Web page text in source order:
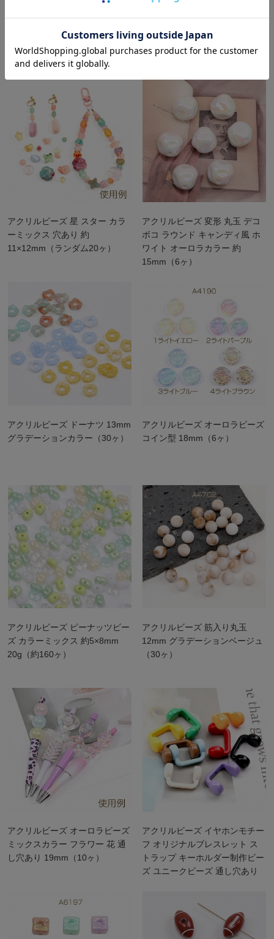
アクリルビーズ ぷっくりハート
オーロラカラー 光沢感 カラー
ランダム 約10×12mm（10ヶ）
アクリルビーズ ぷっくりリボン
縦穴 オーロラカラー 光沢感 カ
ラーランダム 約10×17mm（10
ヶ）
アクリルビーズ 星 スター カラ
ーミックス 穴あり 約
11×12mm（ランダム20ヶ）
アクリルビーズ 変形 丸玉 デコ
ボコ ラウンド キャンディ風 ホ
ワイト オーロラカラー 約
15mm（6ヶ）
アクリルビーズ ドーナツ 13mm
グラデーションカラー（30ヶ）
アクリルビーズ オーロラビーズ
コイン型 18mm（6ヶ）
アクリルビーズ ピーナッツビー
ズ カラーミックス 約5×8mm
20g（約160ヶ）
アクリルビーズ 筋入り丸玉
12mm グラデーションベージュ
（30ヶ）
アクリルビーズ オーロラビーズ
ミックスカラー フラワー 花 通
し穴あり 19mm（10ヶ）
アクリルビーズ イヤホンモチー
フ オリジナルブレスレット ス
トラップ キーホルダー制作ビー
ズ ユニークビーズ 通し穴あり